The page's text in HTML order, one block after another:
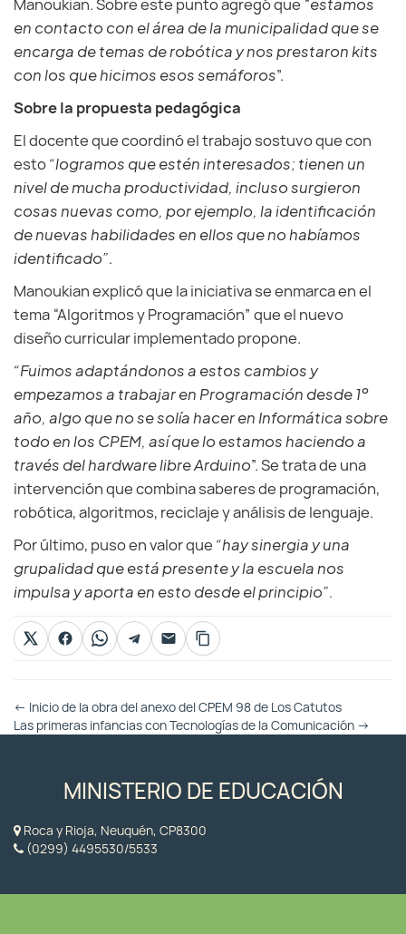
Manoukian. Sobre este punto agregó que “estamos
en contacto con el área de la municipalidad que se
encarga de temas de robótica y nos prestaron kits
con los que hicimos esos semáforos”.
Sobre la propuesta pedagógica
El docente que coordinó el trabajo sostuvo que con
esto“logramos que estén interesados; tienen un
nivel de mucha productividad, incluso surgieron
cosas nuevas como, por ejemplo, la identificación
de nuevas habilidades en ellos que no habíamos
identificado”.
Manoukian explicó que la iniciativa se enmarca en el
tema “Algoritmos y Programación” que el nuevo
diseño curricular implementado propone.
“Fuimos adaptándonos a estos cambios y
empezamos a trabajar en Programación desde 1º
año, algo que no se solía hacer en Informática sobre
todo en los CPEM, así que lo estamos haciendo a
través del hardware libre Arduino”. Se trata de una
intervención que combina saberes de programación,
robótica, algoritmos, reciclaje y análisis de lenguaje.
Por último, puso en valor que “hay sinergia y una
grupalidad que está presente y la escuela nos
impulsa y aporta en esto desde el principio”.
Otras
Entradas
← Inicio de la obra del anexo del CPEM 98 de Los Catutos
Las primeras infancias con Tecnologías de la Comunicación →
MINISTERIO DE EDUCACIÓN
Roca y Rioja, Neuquén, CP8300
(0299) 4495530/5533